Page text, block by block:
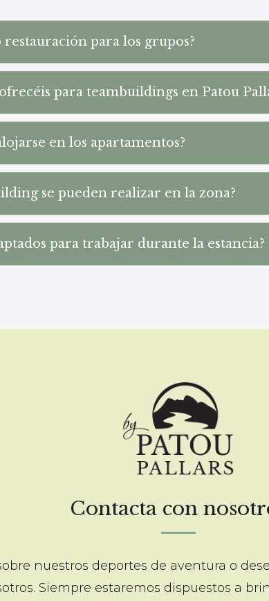
para los grupos?
para teambuildings en Patou
en los apartamentos?
se pueden realizar en la zona?
para trabajar durante la estancia?
Contacta con
nuestros deportes de aventura o
Siempre estaremos dispuestos a